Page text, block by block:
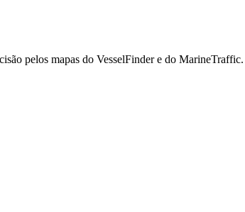
pelos mapas do VesselFinder e do